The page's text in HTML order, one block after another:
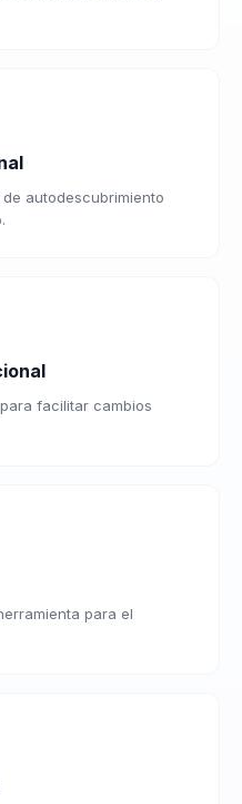
autodescubrimiento
facilitar cambios
para el